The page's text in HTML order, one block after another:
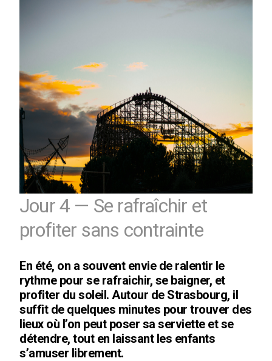
Jour 4 — Se rafraîchir et
profiter sans contrainte
En été, on a souvent envie de ralentir le
rythme pour se rafraichir, se baigner, et
profiter du soleil. Autour de Strasbourg, il
suffit de quelques minutes pour trouver des
lieux où l’on peut poser sa serviette et se
détendre, tout en laissant les enfants
s’amuser librement.